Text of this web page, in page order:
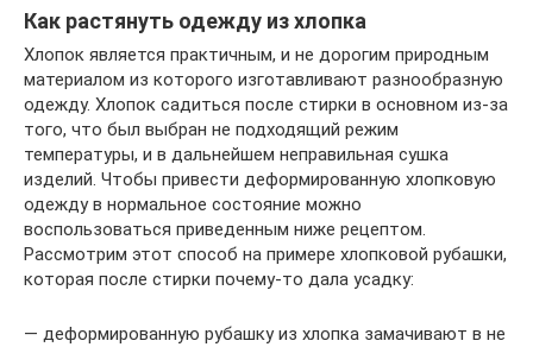
Как растянуть одежду из хлопка
Хлопок является практичным, и не дорогим природным
материалом из которого изготавливают разнообразную
одежду. Хлопок садиться после стирки в основном из-за
того, что был выбран не подходящий режим
температуры, и в дальнейшем неправильная сушка
изделий. Чтобы привести деформированную хлопковую
одежду в нормальное состояние можно
воспользоваться приведенным ниже рецептом.
Рассмотрим этот способ на примере хлопковой рубашки,
которая после стирки почему-то дала усадку:
— деформированную рубашку из хлопка замачивают в не